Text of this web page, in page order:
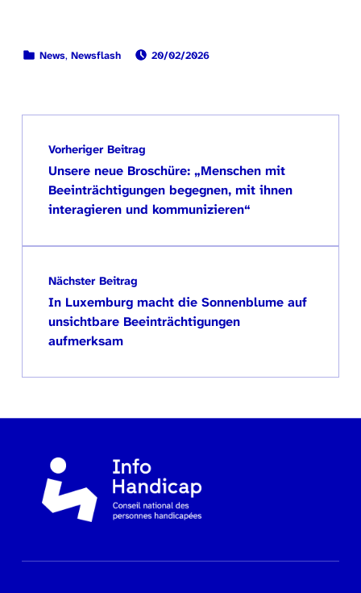
KATEGORISIERT IN:
News, Newsflash 20/02/2026
Beitragsnavigation
Vorheriger Beitrag
Unsere neue Broschüre: „Menschen mit
Beeinträchtigungen begegnen, mit ihnen
interagieren und kommunizieren“
Nächster Beitrag
In Luxemburg macht die Sonnenblume auf
unsichtbare Beeinträchtigungen
aufmerksam